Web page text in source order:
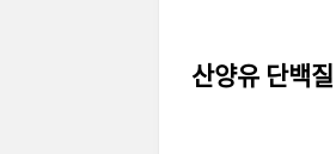
산양유 단백